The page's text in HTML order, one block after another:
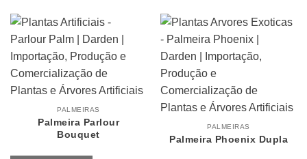
PALMEIRAS
Palmeira Parlour
Bouquet
PALMEIRAS
Palmeira Phoenix Dupla